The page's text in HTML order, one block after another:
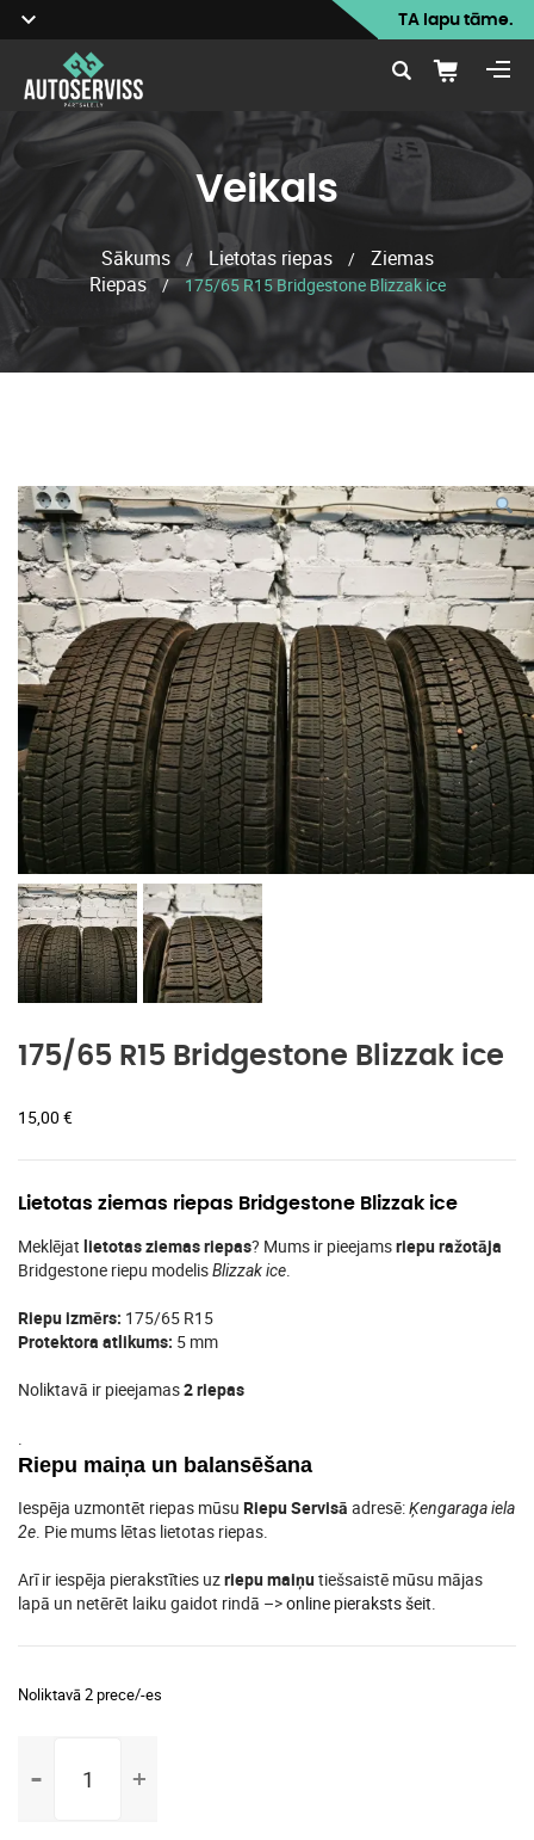
TA lapu tāme.
Veikals
Sākums / Lietotas riepas /
Ziemas
Riepas / 175/65 R15 Bridgestone Blizzak ice
175/65 R15 Bridgestone Blizzak ice
15,00 €
Lietotas ziemas riepas Bridgestone Blizzak ice
Meklējat lietotas ziemas riepas? Mums ir pieejamsriepu ražotāja
Bridgestone riepu modelisBlizzak ice.
Riepu izmērs: 175/65 R15
Protektora atlikums: 5 mm
Noliktavā ir pieejamas2 riepas
.
Riepu maiņa un balansēšana
Iespēja uzmontēt riepas mūsu Riepu Servisā adresē:Ķengaraga iela
2e. Pie mums lētas lietotas riepas.
Arī ir iespēja pierakstīties uzriepu maiņutiešsaistē mūsu mājas
lapā un netērēt laiku gaidot rindā –>online pieraksts šeit.
Noliktavā 2 prece/-es
R15